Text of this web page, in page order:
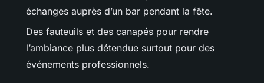
échanges auprès d’un bar pendant la fête.
Des fauteuils et des canapés pour rendre
l’ambiance plus détendue surtout pour des
événements professionnels.